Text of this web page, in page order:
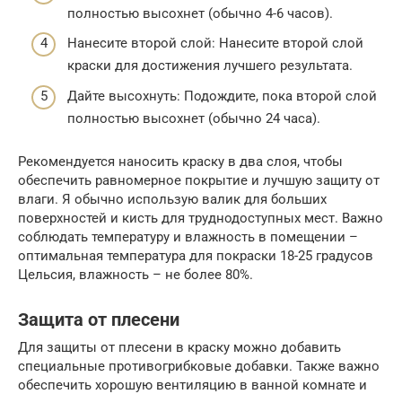
полностью высохнет (обычно 4-6 часов).
Нанесите второй слой: Нанесите второй слой
краски для достижения лучшего результата.
Дайте высохнуть: Подождите, пока второй слой
полностью высохнет (обычно 24 часа).
Рекомендуется наносить краску в два слоя, чтобы
обеспечить равномерное покрытие и лучшую защиту от
влаги. Я обычно использую валик для больших
поверхностей и кисть для труднодоступных мест. Важно
соблюдать температуру и влажность в помещении –
оптимальная температура для покраски 18-25 градусов
Цельсия, влажность – не более 80%.
Защита от плесени
Для защиты от плесени в краску можно добавить
специальные противогрибковые добавки. Также важно
обеспечить хорошую вентиляцию в ванной комнате и